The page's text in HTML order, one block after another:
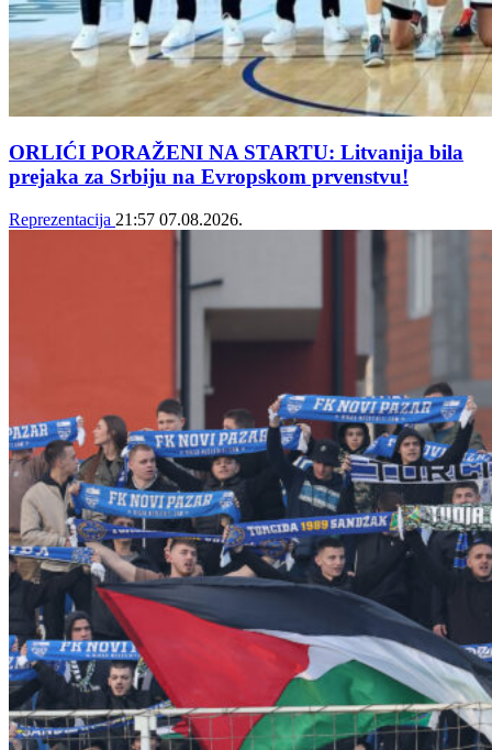
ORLIĆI PORAŽENI NA STARTU: Litvanija bila
prejaka za Srbiju na Evropskom prvenstvu!
Reprezentacija 21:57 07.08.2026.